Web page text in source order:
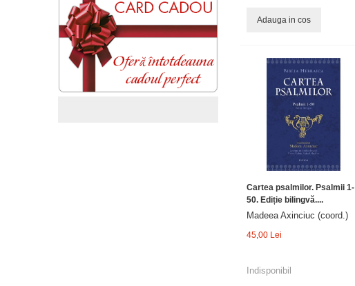
Adauga in cos
Cartea psalmilor. Psalmii 1-
50. Ediție bilingvă....
Madeea Axinciuc (coord.)
45,00 Lei
Indisponibil